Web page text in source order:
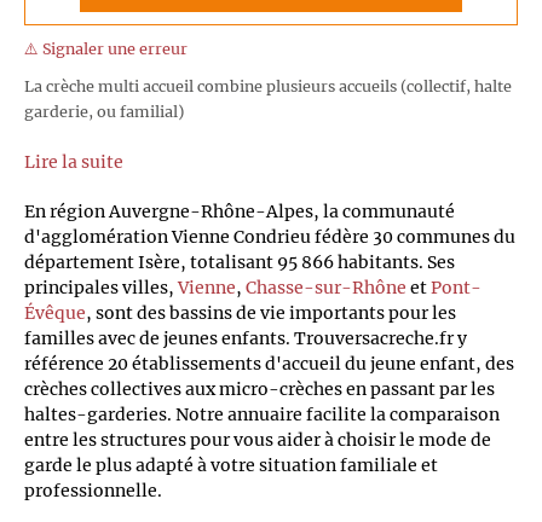
⚠️ Signaler une erreur
La crèche multi accueil combine plusieurs accueils (collectif, halte
garderie, ou familial)
Lire la suite
En région Auvergne-Rhône-Alpes, la communauté
d'agglomération Vienne Condrieu fédère 30 communes du
département Isère, totalisant 95 866 habitants. Ses
principales villes,Vienne, Chasse-sur-Rhône etPont-
Évêque, sont des bassins de vie importants pour les
familles avec de jeunes enfants. Trouversacreche.fr y
référence 20 établissements d'accueil du jeune enfant, des
crèches collectives aux micro-crèches en passant par les
haltes-garderies. Notre annuaire facilite la comparaison
entre les structures pour vous aider à choisir le mode de
garde le plus adapté à votre situation familiale et
professionnelle.